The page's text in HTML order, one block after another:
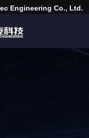
Engineering Co., Ltd.